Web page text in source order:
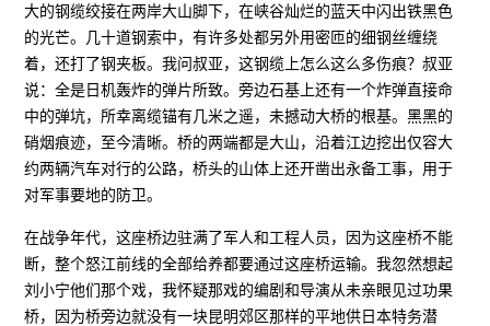
大的钢缆绞接在两岸大山脚下，在峡谷灿烂的蓝天中闪出铁黑色
的光芒。几十道钢索中，有许多处都另外用密匝的细钢丝缠绕
着，还打了钢夹板。我问叔亚，这钢缆上怎么这么多伤痕？叔亚
说：全是日机轰炸的弹片所致。旁边石基上还有一个炸弹直接命
中的弹坑，所幸离缆锚有几米之遥，未撼动大桥的根基。黑黑的
硝烟痕迹，至今清晰。桥的两端都是大山，沿着江边挖出仅容大
约两辆汽车对行的公路，桥头的山体上还开凿出永备工事，用于
对军事要地的防卫。
在战争年代，这座桥边驻满了军人和工程人员，因为这座桥不能
断，整个怒江前线的全部给养都要通过这座桥运输。我忽然想起
刘小宁他们那个戏，我怀疑那戏的编剧和导演从未亲眼见过功果
桥，因为桥旁边就没有一块昆明郊区那样的平地供日本特务潜